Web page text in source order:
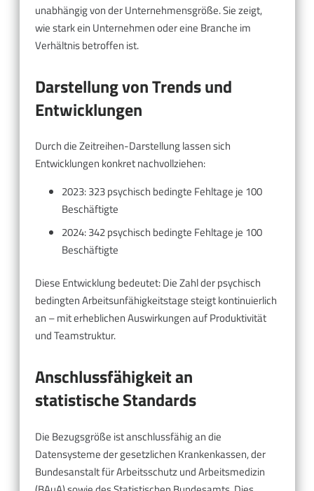
unabhängig von der Unternehmensgröße. Sie zeigt,
wie stark ein Unternehmen oder eine Branche im
Verhältnis betroffen ist.
Darstellung von Trends und
Entwicklungen
Durch die Zeitreihen-Darstellung lassen sich
Entwicklungen konkret nachvollziehen:
2023: 323 psychisch bedingte Fehltage je 100
Beschäftigte
2024: 342 psychisch bedingte Fehltage je 100
Beschäftigte
Diese Entwicklung bedeutet: Die Zahl der psychisch
bedingten Arbeitsunfähigkeitstage steigt kontinuierlich
an – mit erheblichen Auswirkungen auf Produktivität
und Teamstruktur.
Anschlussfähigkeit an
statistische Standards
Die Bezugsgröße ist anschlussfähig an die
Datensysteme der gesetzlichen Krankenkassen, der
Bundesanstalt für Arbeitsschutz und Arbeitsmedizin